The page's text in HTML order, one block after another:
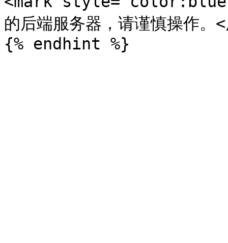
的后端服务器，请谨慎操作。